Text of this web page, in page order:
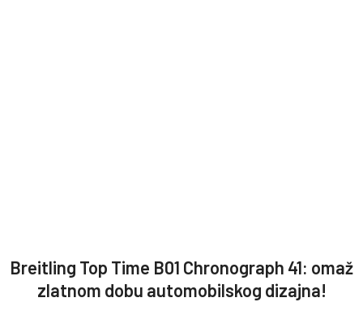
Breitling Top Time B01 Chronograph 41: omaž
zlatnom dobu automobilskog dizajna!